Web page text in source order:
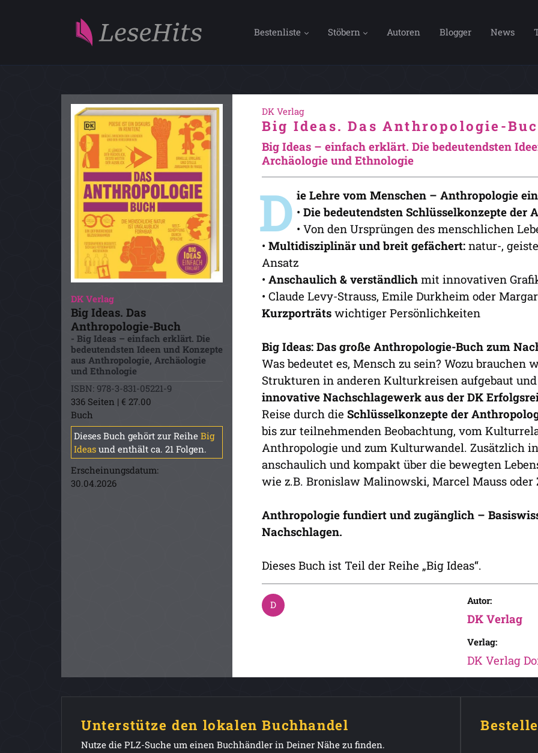
Bestenliste Stöbern Autoren Blogger News
DK Verlag
Big Ideas. Das
Anthropologie-Buch
- Big Ideas – einfach erklärt. Die
bedeutendsten Ideen und Konzepte
aus Anthropologie, Archäologie
und Ethnologie
ISBN: 978-3-831-05221-9
336 Seiten | € 27.00
Buch
Dieses Buch gehört zur Reihe Big
Ideas und enthält ca. 21 Folgen.
Erscheinungsdatum:
30.04.2026
DK Verlag
Big Ideas. Das Anthropologie-
Big Ideas – einfach erklärt. Die bedeutendsten
Archäologie und Ethnologie
D ie Lehre vom Menschen – Anthropologie
• Die bedeutendsten Schlüsselkonzepte der
• Von den Ursprüngen des menschlichen
• Multidisziplinär und breit gefächert: natur-,
Ansatz
• Anschaulich & verständlich mit innovativen
• Claude Levy-Strauss, Emile Durkheim oder
Kurzporträts wichtiger Persönlichkeiten
Big Ideas: Das große Anthropologie-Buch zum
Was bedeutet es, Mensch zu sein? Wozu
Strukturen in anderen Kulturkreisen aufgebaut
innovative Nachschlagewerk aus der DK
Reise durch die Schlüsselkonzepte der
bis zur teilnehmenden Beobachtung, vom
Anthropologie und zum Kulturwandel. Zusätzlich
anschaulich und kompakt über die bewegten
wie z.B. Bronislaw Malinowski, Marcel Mauss oder
Anthropologie fundiert und zugänglich –
Nachschlagen.
Dieses Buch ist Teil der Reihe „Big Ideas“.
Autor:
DK Verlag
Verlag:
DK Verlag
Unterstütze den lokalen Buchhandel
Nutze die PLZ-Suche um einen Buchhändler in Deiner Nähe zu finden.